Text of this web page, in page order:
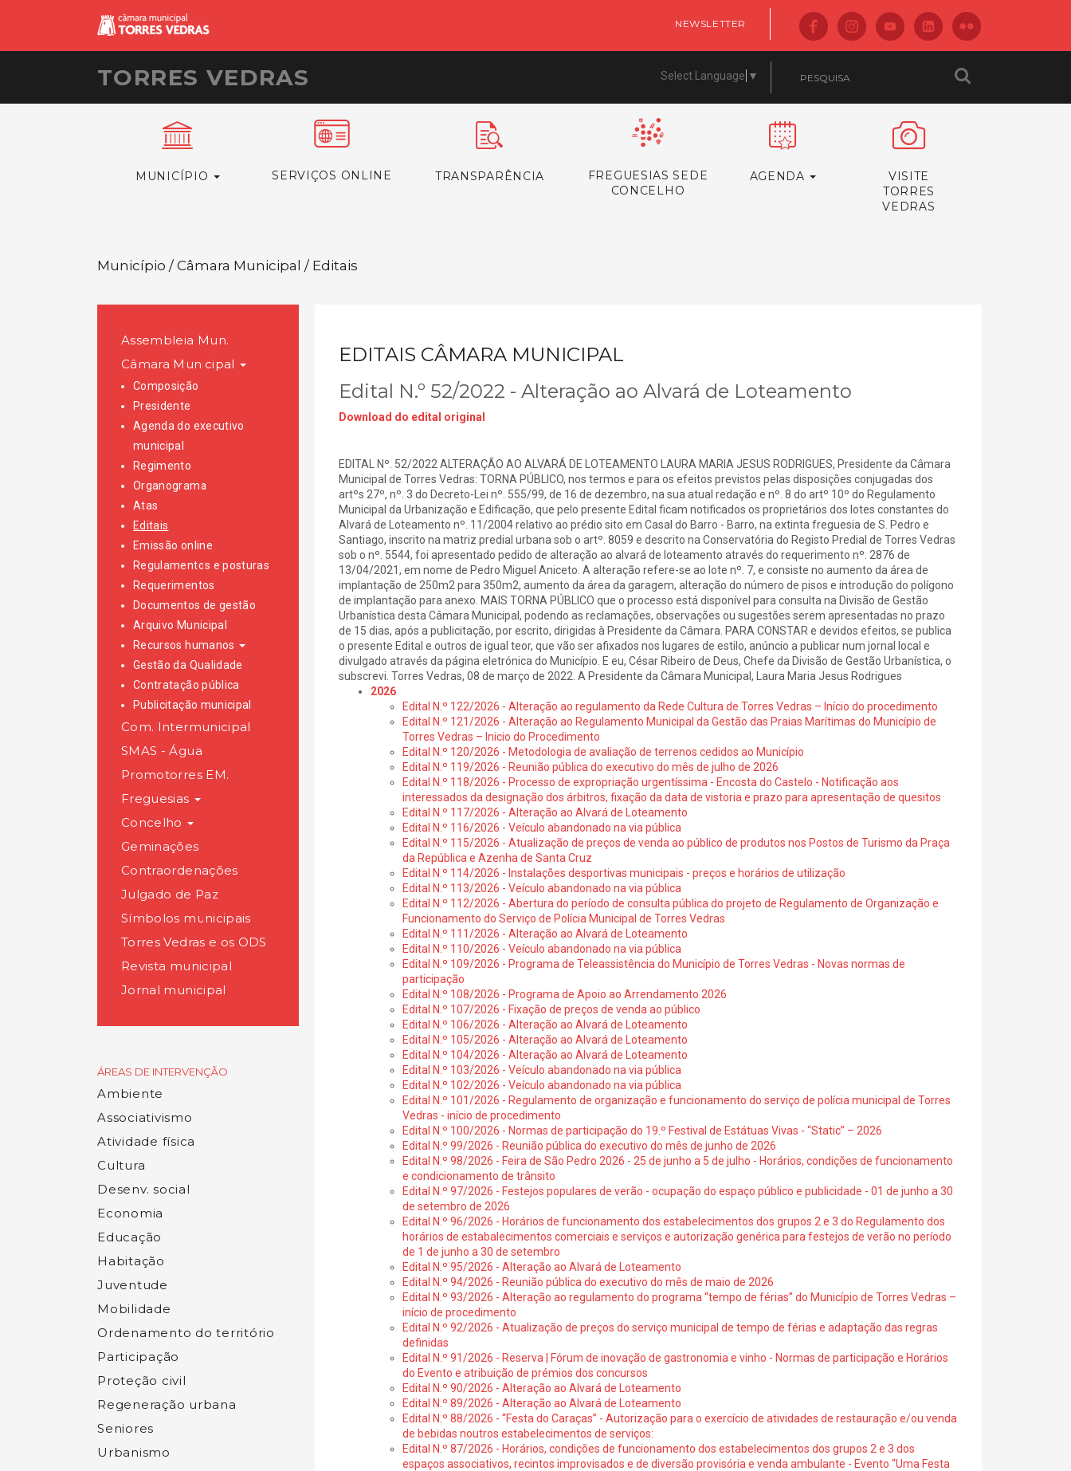
NEWSLETTER
TORRES VEDRAS Select Language ▼
MUNICÍPIO SERVIÇOS ONLINE TRANSPARÊNCIA
FREGUESIAS SEDE
CONCELHO
AGENDA
VISITE
TORRES
VEDRAS
Município / Câmara Municipal / Editais
Assembleia Mun.
Câmara Municipal
Composição
Presidente
Agenda do executivo
municipal
Regimento
Organograma
Atas
Editais
Emissão online
Regulamentos e posturas
Requerimentos
Documentos de gestão
Arquivo Municipal
Recursos humanos
Gestão da Qualidade
Contratação pública
Publicitação municipal
Com. Intermunicipal
SMAS - Água
Promotorres EM.
Freguesias
Concelho
Geminações
Contraordenações
Julgado de Paz
Símbolos municipais
Torres Vedras e os ODS
Revista municipal
Jornal municipal
ÁREAS DE INTERVENÇÃO
Ambiente
Associativismo
Atividade física
Cultura
Desenv. social
Economia
Educação
Habitação
Juventude
Mobilidade
Ordenamento do território
Participação
Proteção civil
Regeneração urbana
Seniores
Urbanismo
EDITAIS CÂMARA MUNICIPAL
Edital N.º 52/2022 - Alteração ao Alvará de Loteamento
Download do edital original
EDITAL Nº. 52/2022 ALTERAÇÃO AO ALVARÁ DE LOTEAMENTO LAURA MARIA JESUS RODRIGUES, Presidente da Câmara
Municipal de Torres Vedras: TORNA PÚBLICO, nos termos e para os efeitos previstos pelas disposições conjugadas dos
artºs 27º, nº. 3 do Decreto-Lei nº. 555/99, de 16 de dezembro, na sua atual redação e nº. 8 do artº 10º do Regulamento
Municipal da Urbanização e Edificação, que pelo presente Edital ficam notificados os proprietários dos lotes constantes do
Alvará de Loteamento nº. 11/2004 relativo ao prédio sito em Casal do Barro - Barro, na extinta freguesia de S. Pedro e
Santiago, inscrito na matriz predial urbana sob o artº. 8059 e descrito na Conservatória do Registo Predial de Torres Vedras
sob o nº. 5544, foi apresentado pedido de alteração ao alvará de loteamento através do requerimento nº. 2876 de
13/04/2021, em nome de Pedro Miguel Aniceto. A alteração refere-se ao lote nº. 7, e consiste no aumento da área de
implantação de 250m2 para 350m2, aumento da área da garagem, alteração do número de pisos e introdução do polígono
de implantação para anexo. MAIS TORNA PÚBLICO que o processo está disponível para consulta na Divisão de Gestão
Urbanística desta Câmara Municipal, podendo as reclamações, observações ou sugestões serem apresentadas no prazo
de 15 dias, após a publicitação, por escrito, dirigidas à Presidente da Câmara. PARA CONSTAR e devidos efeitos, se publica
o presente Edital e outros de igual teor, que vão ser afixados nos lugares de estilo, anúncio a publicar num jornal local e
divulgado através da página eletrónica do Município. E eu, César Ribeiro de Deus, Chefe da Divisão de Gestão Urbanística, o
subscrevi. Torres Vedras, 08 de março de 2022. A Presidente da Câmara Municipal, Laura Maria Jesus Rodrigues
2026
Edital N.º 122/2026 - Alteração ao regulamento da Rede Cultura de Torres Vedras – Início do procedimento
Edital N.º 121/2026 - Alteração ao Regulamento Municipal da Gestão das Praias Marítimas do Município de
Torres Vedras – Inicio do Procedimento
Edital N.º 120/2026 - Metodologia de avaliação de terrenos cedidos ao Município
Edital N.º 119/2026 - Reunião pública do executivo do mês de julho de 2026
Edital N.º 118/2026 - Processo de expropriação urgentíssima - Encosta do Castelo - Notificação aos
interessados da designação dos árbitros, fixação da data de vistoria e prazo para apresentação de quesitos
Edital N.º 117/2026 - Alteração ao Alvará de Loteamento
Edital N.º 116/2026 - Veículo abandonado na via pública
Edital N.º 115/2026 - Atualização de preços de venda ao público de produtos nos Postos de Turismo da Praça
da República e Azenha de Santa Cruz
Edital N.º 114/2026 - Instalações desportivas municipais - preços e horários de utilização
Edital N.º 113/2026 - Veículo abandonado na via pública
Edital N.º 112/2026 - Abertura do período de consulta pública do projeto de Regulamento de Organização e
Funcionamento do Serviço de Polícia Municipal de Torres Vedras
Edital N.º 111/2026 - Alteração ao Alvará de Loteamento
Edital N.º 110/2026 - Veículo abandonado na via pública
Edital N.º 109/2026 - Programa de Teleassistência do Município de Torres Vedras - Novas normas de
participação
Edital N.º 108/2026 - Programa de Apoio ao Arrendamento 2026
Edital N.º 107/2026 - Fixação de preços de venda ao público
Edital N.º 106/2026 - Alteração ao Alvará de Loteamento
Edital N.º 105/2026 - Alteração ao Alvará de Loteamento
Edital N.º 104/2026 - Alteração ao Alvará de Loteamento
Edital N.º 103/2026 - Veículo abandonado na via pública
Edital N.º 102/2026 - Veículo abandonado na via pública
Edital N.º 101/2026 - Regulamento de organização e funcionamento do serviço de polícia municipal de Torres
Vedras - início de procedimento
Edital N.º 100/2026 - Normas de participação do 19.º Festival de Estátuas Vivas - “Static” – 2026
Edital N.º 99/2026 - Reunião pública do executivo do mês de junho de 2026
Edital N.º 98/2026 - Feira de São Pedro 2026 - 25 de junho a 5 de julho - Horários, condições de funcionamento
e condicionamento de trânsito
Edital N.º 97/2026 - Festejos populares de verão - ocupação do espaço público e publicidade - 01 de junho a 30
de setembro de 2026
Edital N.º 96/2026 - Horários de funcionamento dos estabelecimentos dos grupos 2 e 3 do Regulamento dos
horários de estabalecimentos comerciais e serviços e autorização genérica para festejos de verão no período
de 1 de junho a 30 de setembro
Edital N.º 95/2026 - Alteração ao Alvará de Loteamento
Edital N.º 94/2026 - Reunião pública do executivo do mês de maio de 2026
Edital N.º 93/2026 - Alteração ao regulamento do programa “tempo de férias” do Município de Torres Vedras –
início de procedimento
Edital N.º 92/2026 - Atualização de preços do serviço municipal de tempo de férias e adaptação das regras
definidas
Edital N.º 91/2026 - Reserva | Fórum de inovação de gastronomia e vinho - Normas de participação e Horários
do Evento e atribuição de prémios dos concursos
Edital N.º 90/2026 - Alteração ao Alvará de Loteamento
Edital N.º 89/2026 - Alteração ao Alvará de Loteamento
Edital N.º 88/2026 - “Festa do Caraças” - Autorização para o exercício de atividades de restauração e/ou venda
de bebidas noutros estabelecimentos de serviços:
Edital N.º 87/2026 - Horários, condições de funcionamento dos estabelecimentos dos grupos 2 e 3 dos
espaços associativos, recintos improvisados e de diversão provisória e venda ambulante - Evento “Uma Festa